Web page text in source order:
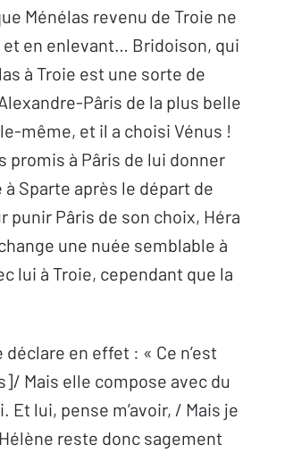
Ménélas revenu de Troie ne
et en enlevant… Bridoison, qui
à Troie est une sorte de
Pâris de la plus belle
même, et il a choisi Vénus !
promis à Pâris de lui donner
Sparte après le départ de
punir Pâris de son choix, Héra
une nuée semblable à
lui à Troie, cependant que la
en effet : « Ce n’est
Mais elle compose avec du
lui, pense m’avoir, / Mais je
reste donc sagement